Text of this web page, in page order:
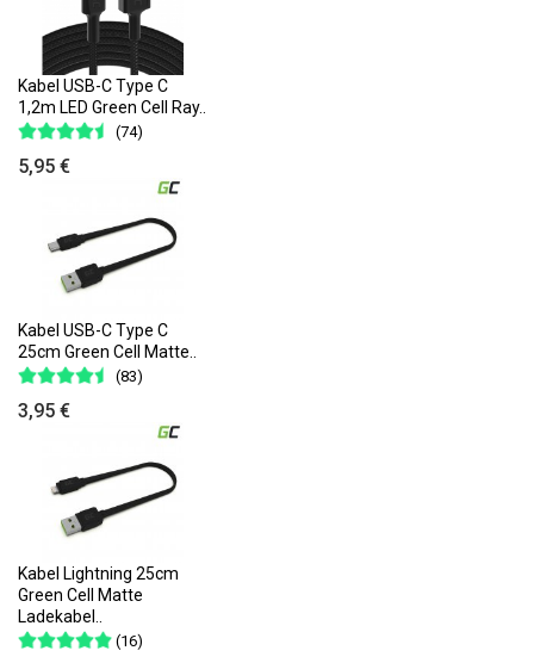
Kabel USB-C Type C
1,2m LED Green Cell Ray..
(74)
5,95 €
Kabel USB-C Type C
25cm Green Cell Matte..
(83)
3,95 €
Kabel Lightning 25cm
Green Cell Matte
Ladekabel..
(16)